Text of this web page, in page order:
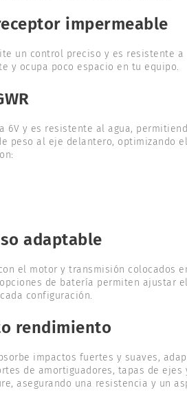
impermeable
un control preciso y es resistente a
y ocupa poco espacio en tu equipo.
6V y es resistente al agua,
peso al eje delantero, optimizando
adaptable
el motor y transmisión colocados
de batería permiten ajustar
configuración.
rendimiento
impactos fuertes y suaves,
de amortiguadores, tapas de ejes
asegurando una resistencia y un